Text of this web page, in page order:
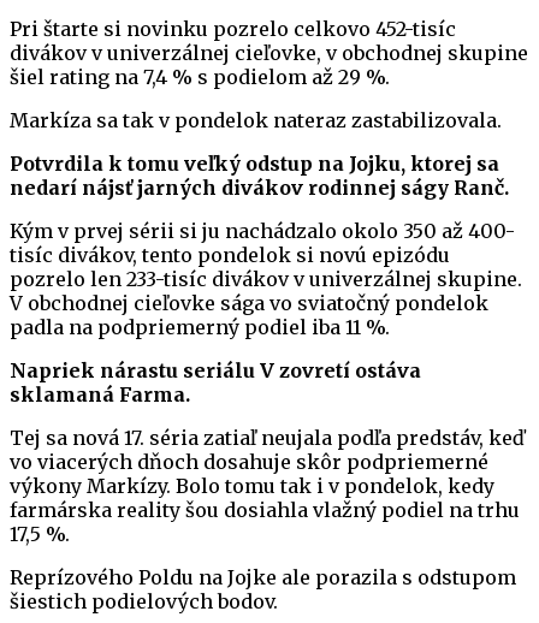
Pri štarte si novinku pozrelo celkovo 452-tisíc
divákov v univerzálnej cieľovke, v obchodnej skupine
šiel rating na 7,4 % s podielom až 29 %.
Markíza sa tak v pondelok nateraz zastabilizovala.
Potvrdila k tomu veľký odstup na Jojku, ktorej sa
nedarí nájsť jarných divákov rodinnej ságy Ranč.
Kým v prvej sérii si ju nachádzalo okolo 350 až 400-
tisíc divákov, tento pondelok si novú epizódu
pozrelo len 233-tisíc divákov v univerzálnej skupine.
V obchodnej cieľovke sága vo sviatočný pondelok
padla na podpriemerný podiel iba 11 %.
Napriek nárastu seriálu V zovretí ostáva
sklamaná Farma.
Tej sa nová 17. séria zatiaľ neujala podľa predstáv, keď
vo viacerých dňoch dosahuje skôr podpriemerné
výkony Markízy. Bolo tomu tak i v pondelok, kedy
farmárska reality šou dosiahla vlažný podiel na trhu
17,5 %.
Reprízového Poldu na Jojke ale porazila s odstupom
šiestich podielových bodov.